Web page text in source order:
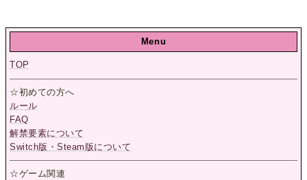
Menu
TOP
☆初めての方へ
ルール
FAQ
解禁要素について
Switch版・Steam版について
☆ゲーム関連